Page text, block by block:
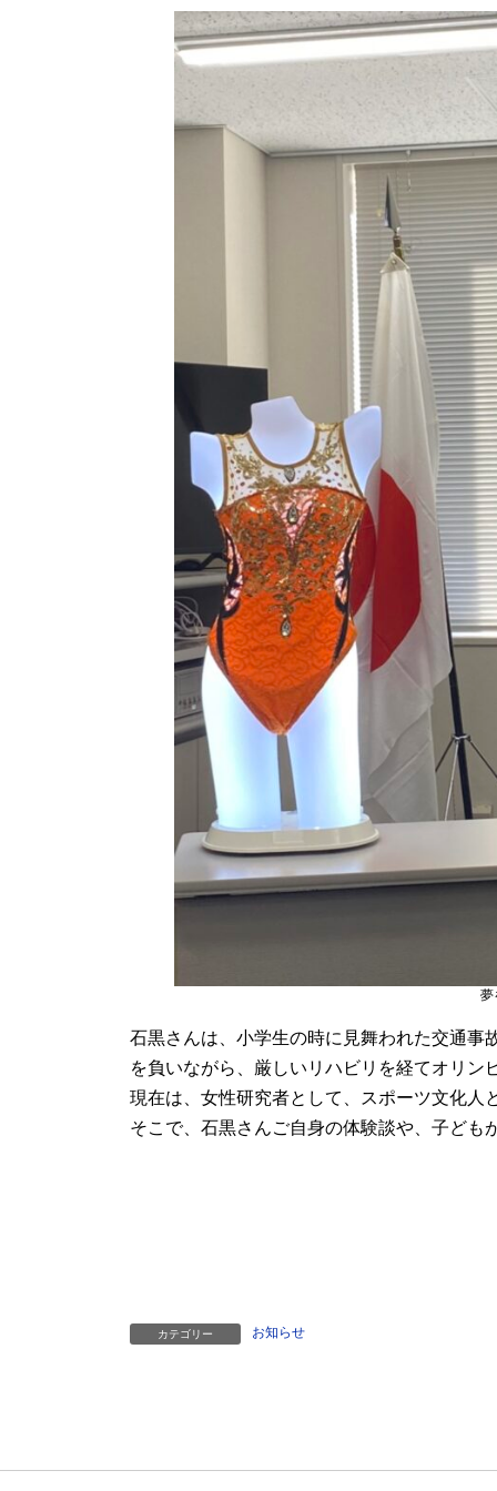
夢
石黒さんは、小学生の時に見舞われた交通事
を負いながら、厳しいリハビリを経てオリン
現在は、女性研究者として、スポーツ文化人
そこで、石黒さんご自身の体験談や、子ども
カテゴリー お知らせ